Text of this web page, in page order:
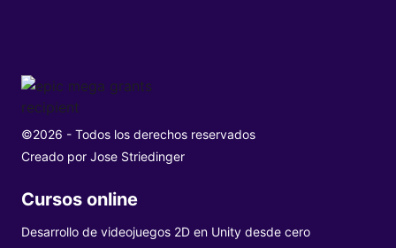
©2026 - Todos los derechos reservados
Creado por Jose Striedinger
Cursos online
Desarrollo de videojuegos 2D en Unity desde cero